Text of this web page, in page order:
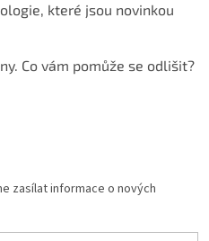
které jsou novinkou
Co vám pomůže se odlišit?
zasílat informace o nových